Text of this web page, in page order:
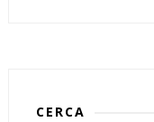
CERCA